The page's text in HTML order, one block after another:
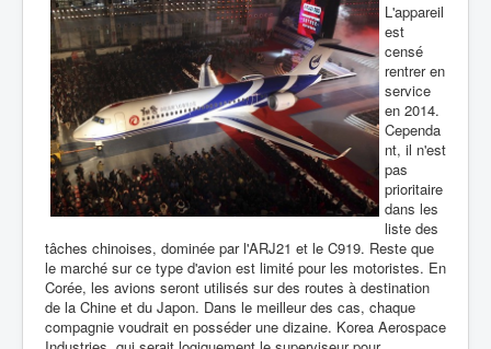
L'appareil
est
censé
rentrer en
service
en 2014.
Cependa
nt, il n'est
pas
prioritaire
dans les
liste des
tâches chinoises, dominée par l'ARJ21 et le C919. Reste que
le marché sur ce type d'avion est limité pour les motoristes. En
Corée, les avions seront utilisés sur des routes à destination
de la Chine et du Japon. Dans le meilleur des cas, chaque
compagnie voudrait en posséder une dizaine. Korea Aerospace